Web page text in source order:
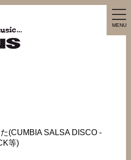
MENU
(CUMBIA SALSA DISCO -
等)